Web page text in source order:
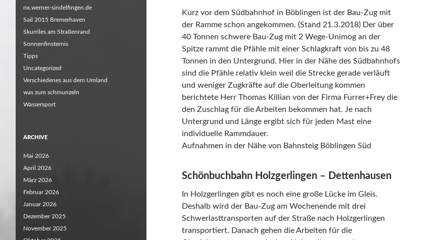
Kurz vor dem Südbahnhof in Böblingen ist der Bau-Zug mit
der Ramme schon angekommen. (Stand 21.3.2018) Der über
40 Tonnen schwere Bau-Zug mit 2 Wege-Unimog an der
Spitze rammt die Pfähle mit einer Schlagkraft von bis zu 48
Tonnen in den Untergrund. Hier in der Nähe des Südbahnhofs
sind die Pfähle relativ klein weil die Strecke gerade verläuft
und weniger Zugkräfte auf die Oberleitung kommen
berichtete Herr Thomas Killian von der Firma Furrer+Frey die
den Zuschlag für die Arbeiten bekommen hat. Je nach
Untergrund und Länge ergibt sich für jeden Mast eine
individuelle Rammdauer.
Aufnahmen in der Nähe von Bahnsteig Böblingen Süd
Schönbuchbahn Holzgerlingen – Dettenhausen
In Holzgerlingen gibt es noch eine große Lücke im Gleis.
Deshalb wird der Bau-Zug am Wochenende mit drei
Schwerlasttransporten auf der Straße nach Holzgerlingen
transportiert. Danach gehen die Arbeiten für die
nx.werner-sindelfingen.de
Sail 2015 Bremerhaven
Skurriles am Straßenrand
Sonnenfinsternis
Tipps
Uncategorized
Verschiedenes aus dem Umland
was zum schmunzeln
Wassersport
ARCHIVE
Mai 2026
April 2026
März 2026
Februar 2026
Januar 2026
Dezember 2025
November 2025